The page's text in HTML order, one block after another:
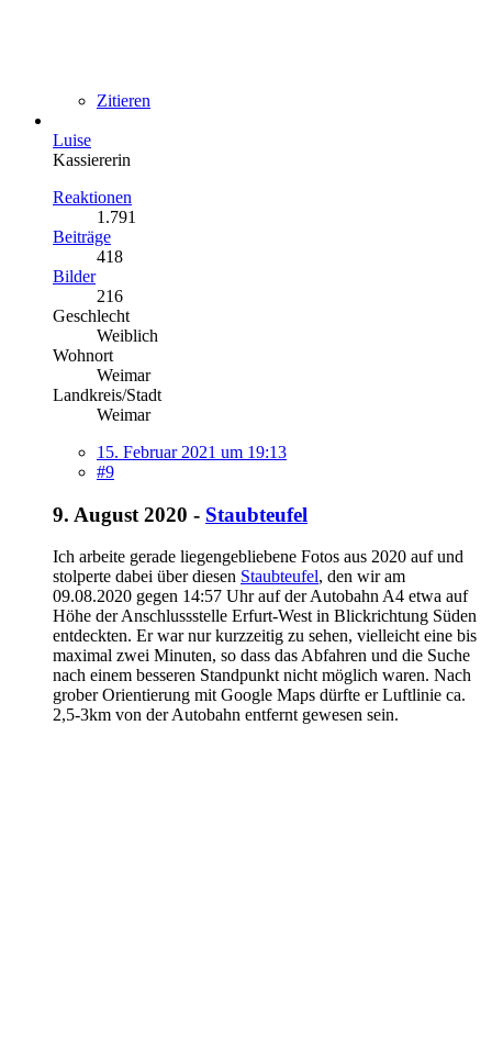
Zitieren
Luise
Kassiererin
Reaktionen
1.791
Beiträge
418
Bilder
216
Geschlecht
Weiblich
Wohnort
Weimar
Landkreis/Stadt
Weimar
15. Februar 2021 um 19:13
#9
9. August 2020 - Staubteufel
Ich arbeite gerade liegengebliebene Fotos aus 2020 auf und
stolperte dabei über diesen Staubteufel, den wir am
09.08.2020 gegen 14:57 Uhr auf der Autobahn A4 etwa auf
Höhe der Anschlussstelle Erfurt-West in Blickrichtung Süden
entdeckten. Er war nur kurzzeitig zu sehen, vielleicht eine bis
maximal zwei Minuten, so dass das Abfahren und die Suche
nach einem besseren Standpunkt nicht möglich waren. Nach
grober Orientierung mit Google Maps dürfte er Luftlinie ca.
2,5-3km von der Autobahn entfernt gewesen sein.